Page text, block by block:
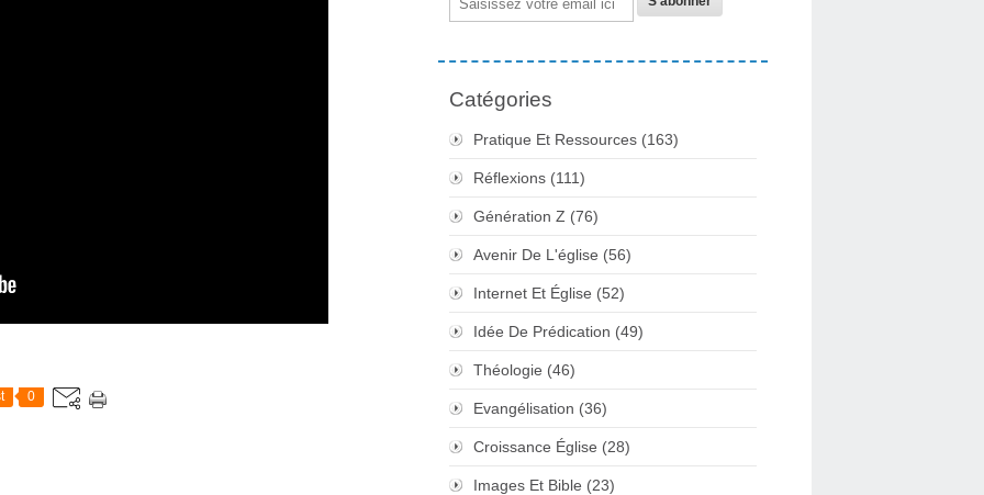
0
Catégories
Pratique Et Ressources (163)
Réflexions (111)
Génération Z (76)
Avenir De L'église (56)
Internet Et Église (52)
Idée De Prédication (49)
Théologie (46)
Evangélisation (36)
Croissance Église (28)
Images Et Bible (23)